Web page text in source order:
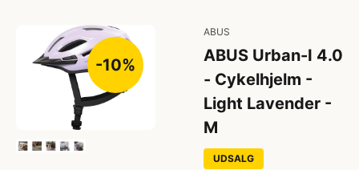
-10%
ABUS
ABUS Urban-I 4.0
- Cykelhjelm -
Light Lavender -
M
UDSALG